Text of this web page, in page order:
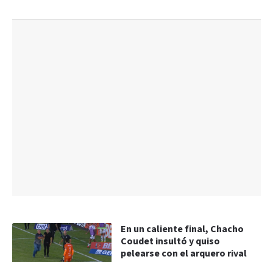
En un caliente final, Chacho
Coudet insultó y quiso
pelearse con el arquero rival